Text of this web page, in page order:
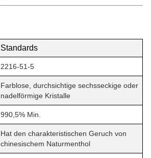
Standards
2216-51-5
Farblose, durchsichtige sechsseckige oder
nadelförmige Kristalle
990,5% Min.
Hat den charakteristischen Geruch von
chinesischem Naturmenthol